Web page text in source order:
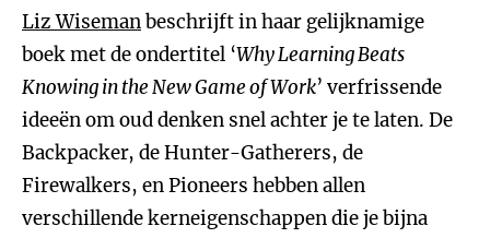
Liz Wisemanbeschrijft in haar gelijknamige
boek met de ondertitel ‘Why Learning Beats
Knowing in the New Game of Work’ verfrissende
ideeën om oud denken snel achter je te laten. De
Backpacker, de Hunter-Gatherers, de
Firewalkers, en Pioneers hebben allen
verschillende kerneigenschappen die je bijna